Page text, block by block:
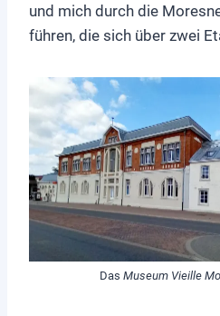
und mich durch die
führen, die sich über zwei
Das Museum Vieille